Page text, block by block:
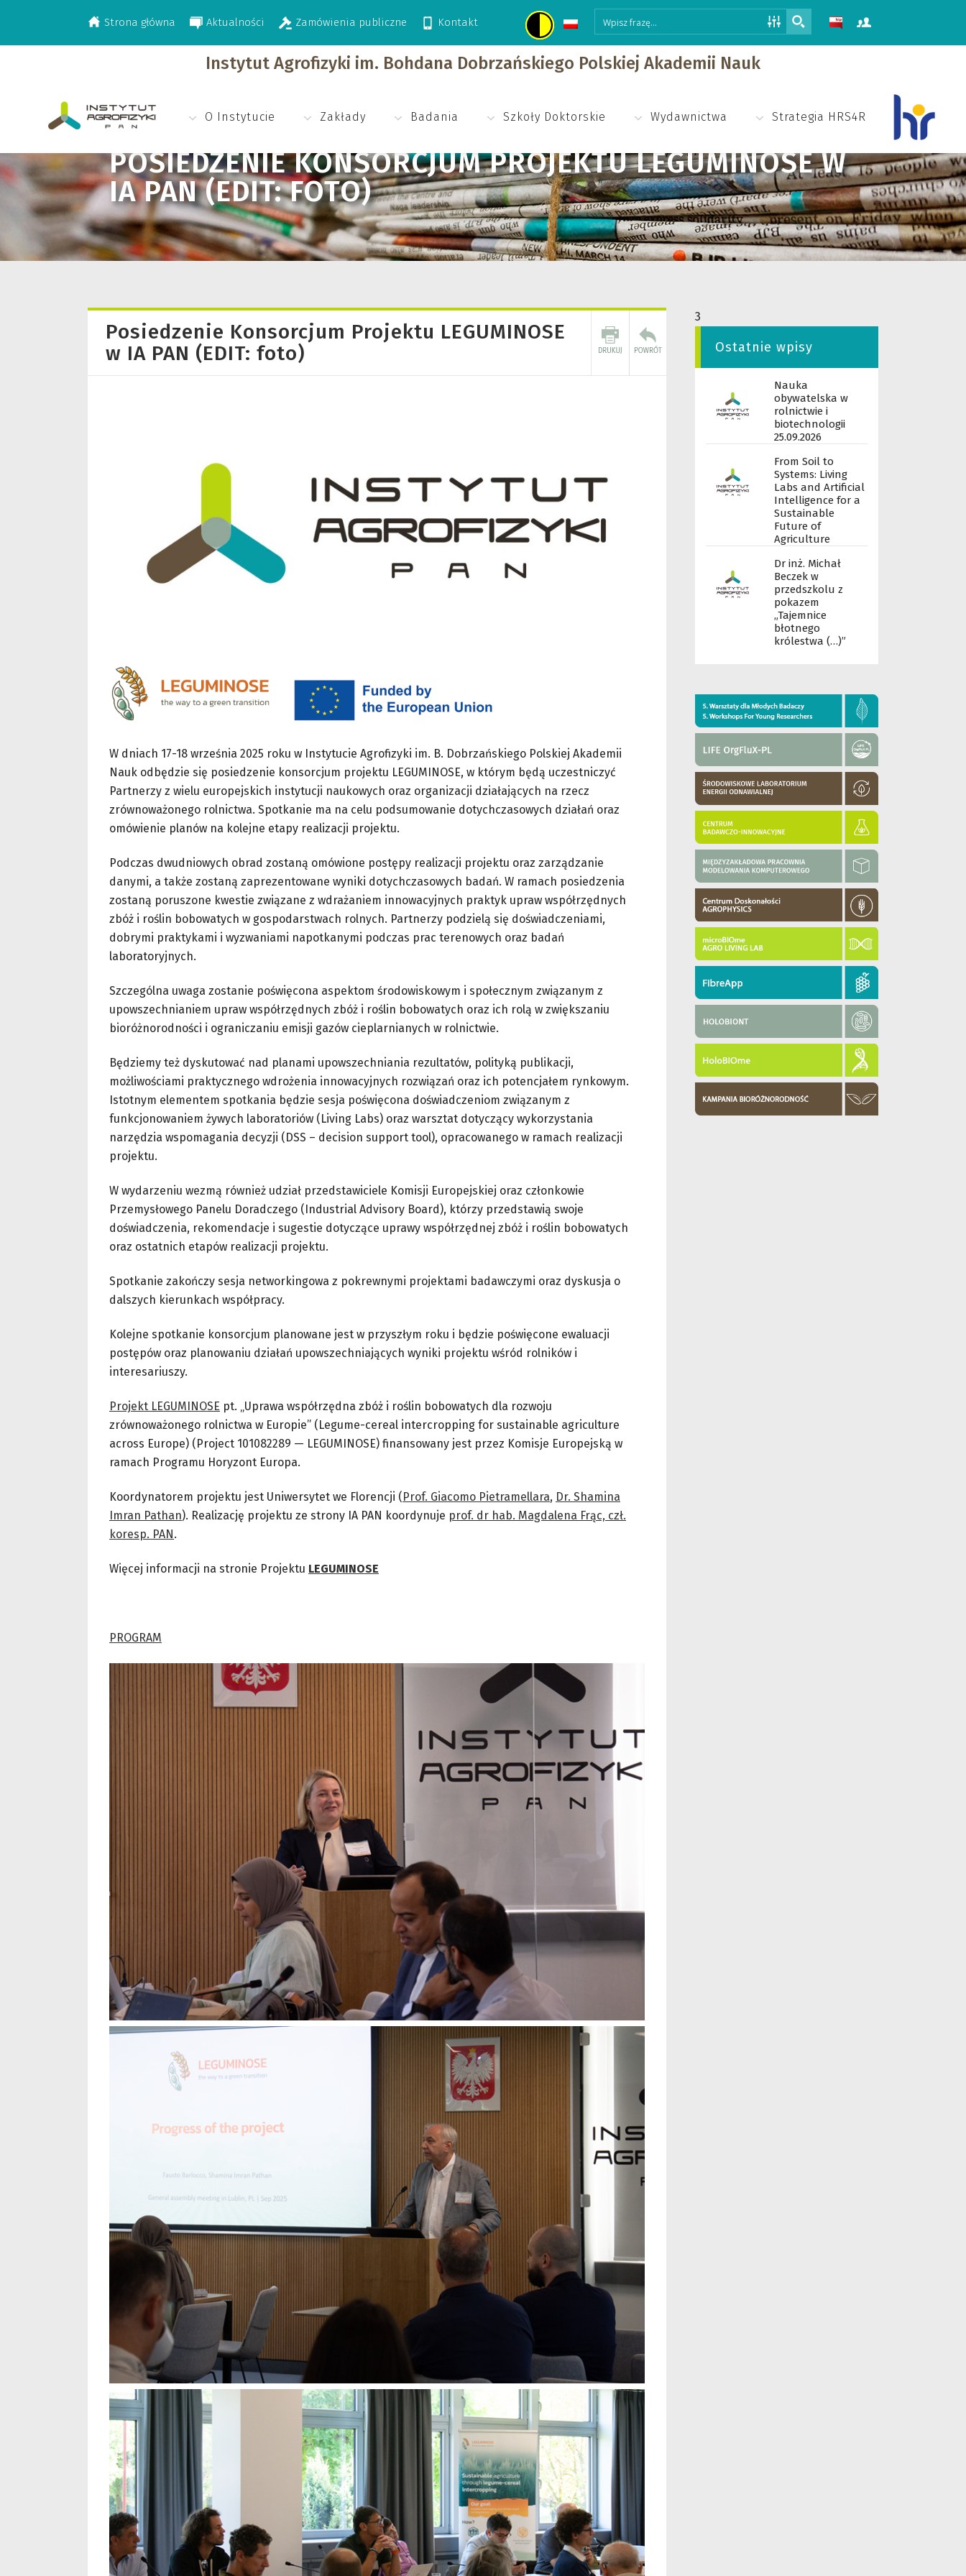
Strona główna Aktualności Zamówienia publiczne Kontakt
Instytut Agrofizyki im. Bohdana Dobrzańskiego Polskiej Akademii Nauk
O Instytucie Zakłady Badania Szkoły Doktorskie Wydawnictwa Strategia HRS4R
POSIEDZENIE KONSORCJUM PROJEKTU LEGUMINOSE W
IA PAN (EDIT: FOTO)
>Aktualności>Posiedzenie Konsorcjum Projektu LEGUMINOSE w IA PAN (EDIT: foto)
Posiedzenie Konsorcjum Projektu LEGUMINOSE
w IA PAN (EDIT: foto)
W dniach 17-18 września 2025 roku w Instytucie Agrofizyki im. B. Dobrzańskiego Polskiej Akademii
Nauk odbędzie się posiedzenie konsorcjum projektu LEGUMINOSE, w którym będą uczestniczyć
Partnerzy z wielu europejskich instytucji naukowych oraz organizacji działających na rzecz
zrównoważonego rolnictwa. Spotkanie ma na celu podsumowanie dotychczasowych działań oraz
omówienie planów na kolejne etapy realizacji projektu.
Podczas dwudniowych obrad zostaną omówione postępy realizacji projektu oraz zarządzanie
danymi, a także zostaną zaprezentowane wyniki dotychczasowych badań. W ramach posiedzenia
zostaną poruszone kwestie związane z wdrażaniem innowacyjnych praktyk upraw współrzędnych
zbóż i roślin bobowatych w gospodarstwach rolnych. Partnerzy podzielą się doświadczeniami,
dobrymi praktykami i wyzwaniami napotkanymi podczas prac terenowych oraz badań
laboratoryjnych.
Szczególna uwaga zostanie poświęcona aspektom środowiskowym i społecznym związanym z
upowszechnianiem upraw współrzędnych zbóż i roślin bobowatych oraz ich rolą w zwiększaniu
bioróżnorodności i ograniczaniu emisji gazów cieplarnianych w rolnictwie.
Będziemy też dyskutować nad planami upowszechniania rezultatów, polityką publikacji,
możliwościami praktycznego wdrożenia innowacyjnych rozwiązań oraz ich potencjałem rynkowym.
Istotnym elementem spotkania będzie sesja poświęcona doświadczeniom związanym z
funkcjonowaniem żywych laboratoriów (Living Labs) oraz warsztat dotyczący wykorzystania
narzędzia wspomagania decyzji (DSS – decision support tool), opracowanego w ramach realizacji
projektu.
W wydarzeniu wezmą również udział przedstawiciele Komisji Europejskiej oraz członkowie
Przemysłowego Panelu Doradczego (Industrial Advisory Board), którzy przedstawią swoje
doświadczenia, rekomendacje i sugestie dotyczące uprawy współrzędnej zbóż i roślin bobowatych
oraz ostatnich etapów realizacji projektu.
Spotkanie zakończy sesja networkingowa z pokrewnymi projektami badawczymi oraz dyskusja o
dalszych kierunkach współpracy.
Kolejne spotkanie konsorcjum planowane jest w przyszłym roku i będzie poświęcone ewaluacji
postępów oraz planowaniu działań upowszechniających wyniki projektu wśród rolników i
interesariuszy.
Projekt LEGUMINOSE pt. „Uprawa współrzędna zbóż i roślin bobowatych dla rozwoju
zrównoważonego rolnictwa w Europie” (Legume-cereal intercropping for sustainable agriculture
across Europe) (Project 101082289 — LEGUMINOSE) finansowany jest przez Komisje Europejską w
ramach Programu Horyzont Europa.
Koordynatorem projektu jest Uniwersytet we Florencji (Prof. Giacomo Pietramellara, Dr. Shamina
Imran Pathan). Realizację projektu ze strony IA PAN koordynuje prof. dr hab. Magdalena Frąc, czł.
koresp. PAN.
Więcej informacji na stronie Projektu LEGUMINOSE
PROGRAM
3
Ostatnie wpisy
Nauka
obywatelska w
rolnictwie i
biotechnologii
25.09.2026
From Soil to
Systems: Living
Labs and Artificial
Intelligence for a
Sustainable
Future of
Agriculture
Dr inż. Michał
Beczek w
przedszkolu z
pokazem
„Tajemnice
błotnego
królestwa (…)”